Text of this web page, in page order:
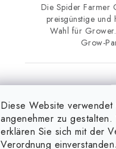
Diese Website verwendet
angenehmer zu
erklären Sie sich mit der
Verordnung einverstanden.
Die Spider Farmer
preisgünstige und
Wahl für
Grow-
Spider